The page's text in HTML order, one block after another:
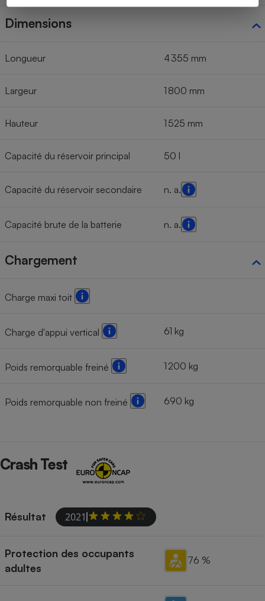
Dimensions
Longueur 4 355 mm
Largeur 1 800 mm
Hauteur 1 525 mm
Capacité du réservoir principal 50 l
Capacité du réservoir secondaire n. a.
Capacité brute de la batterie n. a.
Chargement
Charge maxi toit
Charge d'appui vertical 61 kg
Poids remorquable freiné 1 200 kg
Poids remorquable non freiné 690 kg
Crash Test
Résultat 2021
Protection des occupants
adultes
76 %